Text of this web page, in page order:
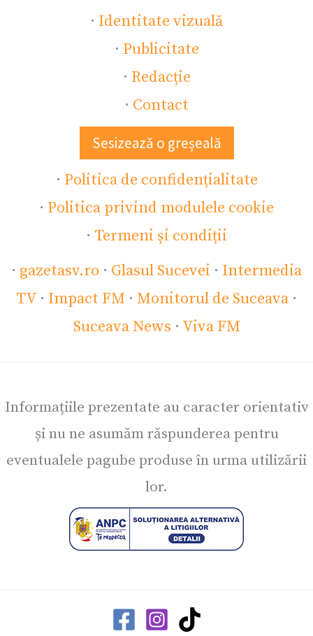
· Identitate vizuală
· Publicitate
· Redacție
· Contact
Sesizează o greșeală
· Politica de confidențialitate
· Politica privind modulele cookie
· Termeni și condiții
· gazetasv.ro · Glasul Sucevei · Intermedia
TV · Impact FM · Monitorul de Suceava ·
Suceava News · Viva FM
Informațiile prezentate au caracter orientativ
și nu ne asumăm răspunderea pentru
eventualele pagube produse în urma utilizării
lor.